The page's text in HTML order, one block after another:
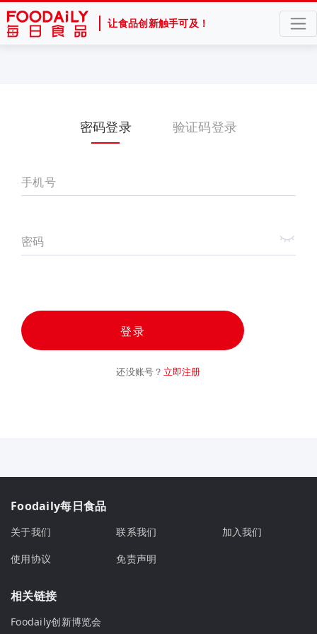
让食品创新触手可及！
密码登录 验证码登录
手机号
密码
登录
还没账号？ 立即注册
Foodaily每日食品
关于我们 联系我们
加入我们
使用协议
免责声明
相关链接
Foodaily创新博览会